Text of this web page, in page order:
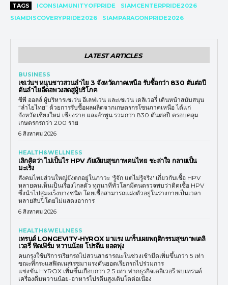
TAGS ICONSIAMUNITYOFPRIDE
SIAMCENTERPRIDE2026
SIAMDISCOVERYPRIDE2026
SIAMPARAGONPRIDE2026
LATEST ARTICLES
BUSINESS
เซเว่นฯ หนุนชาวสวนลำไย 3 จังหวัดภาคเหนือ รับซื้อกว่า 830 ตันต่อปี
ดันลำไยอีดอพวงสดสู่ผู้บริโภค
ซีพี ออลล์ ผู้บริหารเซเว่น อีเลฟเว่น และเซเว่น เดลิเวอรี่ เดินหน้าสนับสนุน
“ลำไยไทย” ด้วยการรับซื้อผลผลิตจากเกษตรกรโซนภาคเหนือ ได้แก่
จังหวัดเชียงใหม่ เชียงราย และลำพูน รวมกว่า 830 ตันต่อปี ครอบคลุม
เกษตรกรกว่า 200 ราย
6 สิงหาคม 2026
HEALTH&WELLNESS
เลิกคิดว่า ไม่เป็นไร HPV ภัยเงียบสุขภาพคนไทย ชะล่าใจ กลายเป็น
มะเร็ง
สังคมไทยส่วนใหญ่ยังตกอยู่ในภาวะ 'รู้จัก แต่ไม่รู้จริง' เกี่ยวกับเชื้อ HPV
หลายคนเห็นเป็นเรื่องไกลตัว ทุกนาทีทั่วโลกมีคนตรวจพบว่าติดเชื้อ HPV
ซึ่งนำไปสู่มะเร็งบางชนิด โดยเชื้อสามารถแฝงตัวอยู่ในร่างกายเป็นเวลา
หลายสิบปีโดยไม่แสดงอาการ
6 สิงหาคม 2026
HEALTH&WELLNESS
เทรนด์ LONGEVITY-HYROX มาแรง แกร็บเผยพฤติกรรมสุขภาพเดลิ
เวอรี่ ฟิตเฟิร์ม หวานน้อย โปรตีน ยอดพุ่ง
คนกรุงใช้บริการเรียกรถไปสวนสาธารณะในช่วงเช้ามืดเพิ่มขึ้นกว่า 5 เท่า
ขณะที่กระแสฟิตเนสเรซมาแรงดันยอดเรียกรถไปร่วมการ
แข่งขัน HYROX เพิ่มขึ้นเกือบกว่า 2.5 เท่า ฟากธุรกิจเดลิเวอรี พบเทรนด์
เครื่องดื่มหวานน้อย-อาหารโปรตีนสูงเติบโตต่อเนื่อง